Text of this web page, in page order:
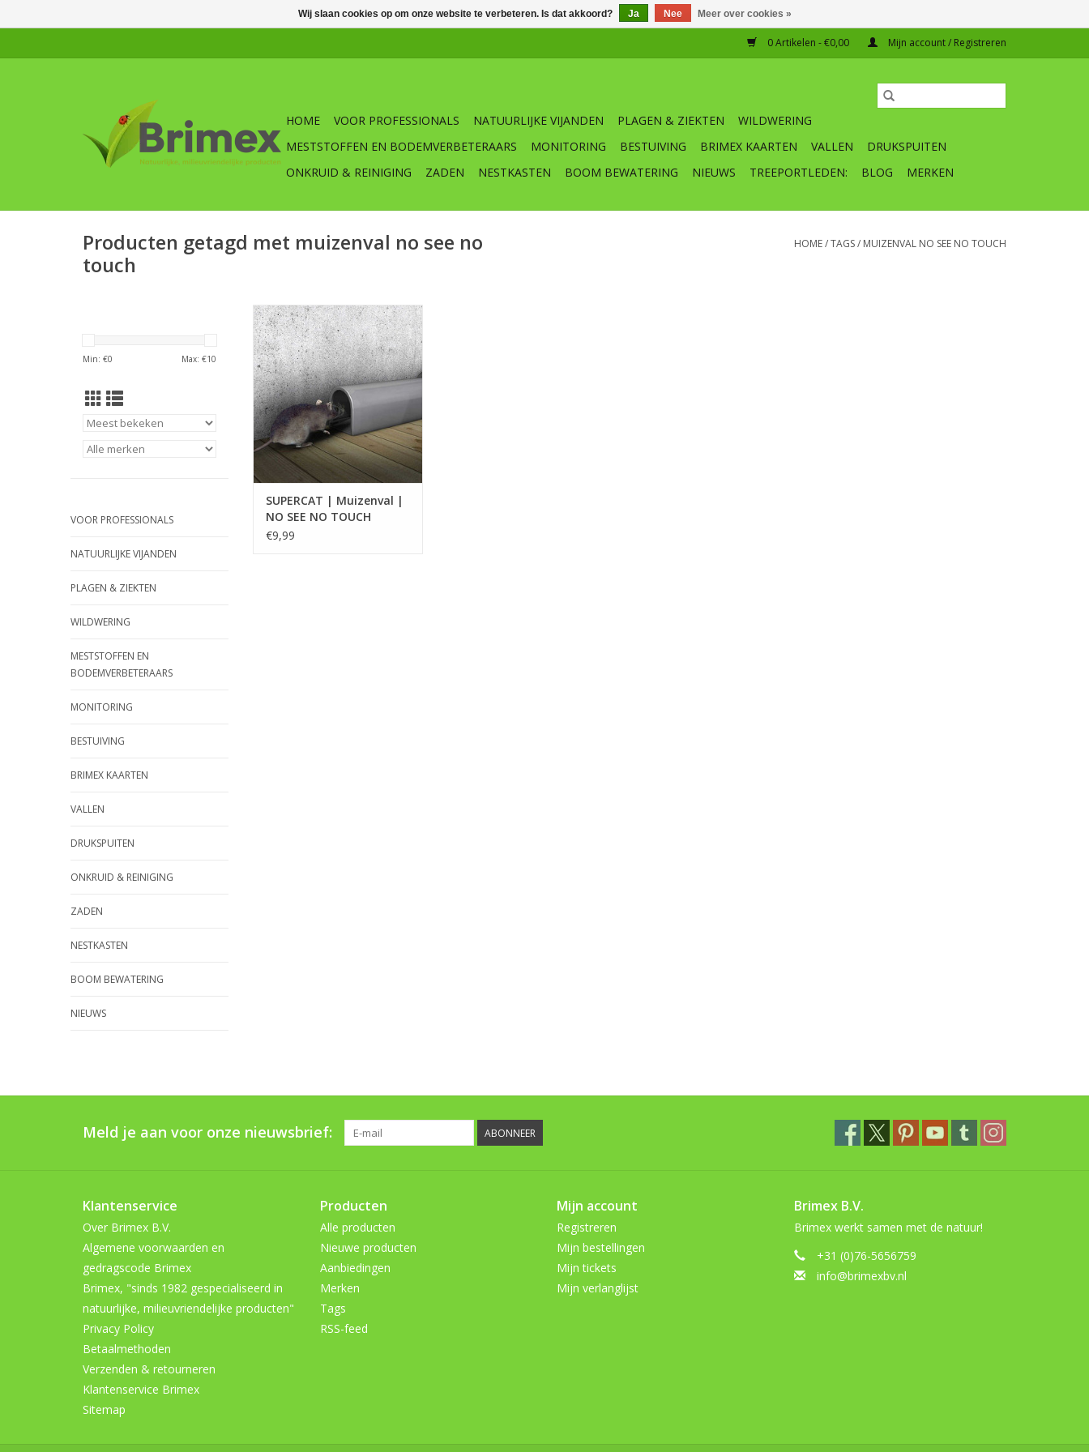
0 Artikelen - €0,00 Mijn account / Registreren
HOME VOOR PROFESSIONALS NATUURLIJKE VIJANDEN PLAGEN & ZIEKTEN
WILDWERING
MESTSTOFFEN EN BODEMVERBETERAARS
MONITORING BESTUIVING BRIMEX KAARTEN VALLEN
DRUKSPUITEN
ONKRUID & REINIGING
ZADEN NESTKASTEN BOOM BEWATERING NIEUWS TREEPORTLEDEN: BLOG MERKEN
Producten getagd met muizenval no see no
touch
HOME/TAGS/ MUIZENVAL NO SEE NO TOUCH
Min: €0 Max: €10
VOOR PROFESSIONALS
NATUURLIJKE VIJANDEN
PLAGEN & ZIEKTEN
WILDWERING
MESTSTOFFEN EN
BODEMVERBETERAARS
MONITORING
BESTUIVING
BRIMEX KAARTEN
VALLEN
DRUKSPUITEN
ONKRUID & REINIGING
ZADEN
NESTKASTEN
BOOM BEWATERING
NIEUWS
De Brimex muizenval No See No
Touch is een muizenval die
muizen zeker en hygiënische
vangt.
TOEVOEGEN AAN WINKELWAGEN
SUPERCAT | Muizenval |
NO SEE NO TOUCH
€9,99
Meld je aan voor onze nieuwsbrief: ABONNEER
Klantenservice
Over Brimex B.V.
Algemene voorwaarden en
gedragscode Brimex
Brimex, "sinds 1982 gespecialiseerd in
natuurlijke, milieuvriendelijke producten"
Privacy Policy
Betaalmethoden
Verzenden & retourneren
Klantenservice Brimex
Sitemap
Producten
Alle producten
Nieuwe producten
Aanbiedingen
Merken
Tags
RSS-feed
Mijn account
Registreren
Mijn bestellingen
Mijn tickets
Mijn verlanglijst
Brimex B.V.
Brimex werkt samen met de natuur!
+31 (0)76-5656759
info@brimexbv.nl
Wij slaan cookies op om onze website te verbeteren. Is dat akkoord? Ja Nee Meer over cookies »